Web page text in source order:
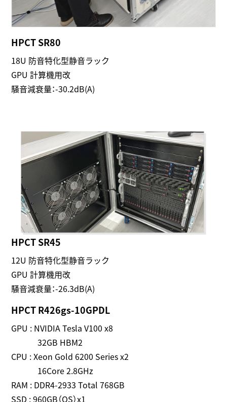
HPCT SR80
18U 防音特化型静音ラック
GPU 計算機用改
騒音減衰量：-30.2dB(A)
HPCT SR45
12U 防音特化型静音ラック
GPU 計算機用改
騒音減衰量：-26.3dB(A)
HPCT R426gs-10GPDL
GPU : NVIDIA Tesla V100 x8
32GB HBM2
CPU : Xeon Gold 6200 Series x2
16Core 2.8GHz
RAM : DDR4-2933 Total 768GB
SSD : 960GB（OS）x1